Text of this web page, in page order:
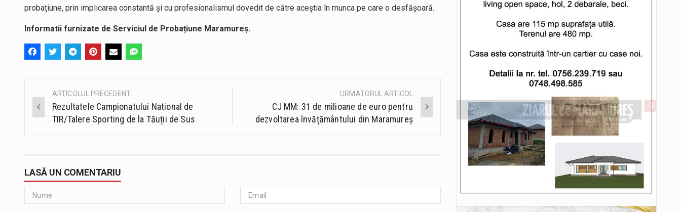
probațiune, prin implicarea constantă și cu profesionalismul dovedit de către aceștia în munca pe care o desfășoară.
Informatii furnizate de Serviciul de Probațiune Maramureș.
Post
navigation
ARTICOLUL PRECEDENT
Rezultatele Campionatului National de
TIR/Talere Sporting de la Tăuții de Sus
URMATORUL ARTICOL
CJ MM: 31 de milioane de euro pentru
dezvoltarea învățământului din Maramureș
LASĂ UN COMENTARIU